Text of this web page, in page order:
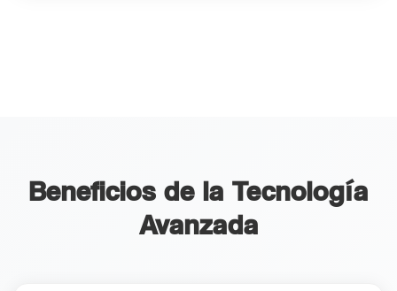
Beneficios de la Tecnología
Avanzada